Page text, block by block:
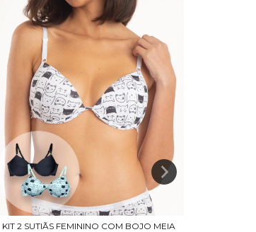
KIT 2 SUTIÃS FEMININO COM BOJO MEIA